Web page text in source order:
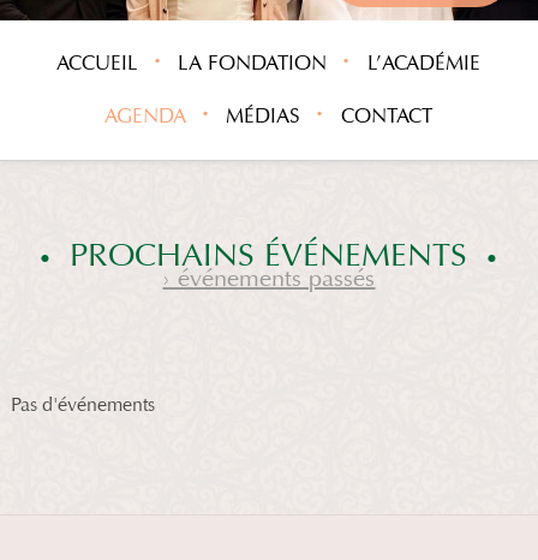
ACCUEIL LA FONDATION L’ACADÉMIE
AGENDA MÉDIAS CONTACT
PROCHAINS ÉVÉNEMENTS
› événements passés
Pas d'événements